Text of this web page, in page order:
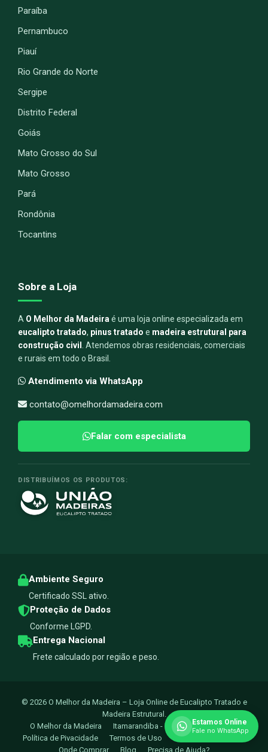
Paraíba
Pernambuco
Piauí
Rio Grande do Norte
Sergipe
Distrito Federal
Goiás
Mato Grosso do Sul
Mato Grosso
Pará
Rondônia
Tocantins
Sobre a Loja
A O Melhor da Madeira é uma loja online especializada em
eucalipto tratado, pinus tratado e madeira estrutural para
construção civil
. Atendemos obras residenciais, comerciais
e rurais em todo o Brasil.
Atendimento via WhatsApp
contato@omelhordamadeira.com
Falar com especialista
DISTRIBUÍMOS OS PRODUTOS:
Ambiente Seguro
Certificado SSL ativo.
Proteção de Dados
Conforme LGPD.
Entrega Nacional
Frete calculado por região e peso.
Estamos Online
Fale no WhatsApp
© 2026 O Melhor da Madeira – Loja Online de Eucalipto Tratado e
Madeira Estrutural.
O Melhor da Madeira
Itamarandiba - MG
Turmalina - MG
Política de Pivacidade
Termos de Uso
Trocas e Devoluçoes
Onde Comprar
Blog Precisa de Ajuda?